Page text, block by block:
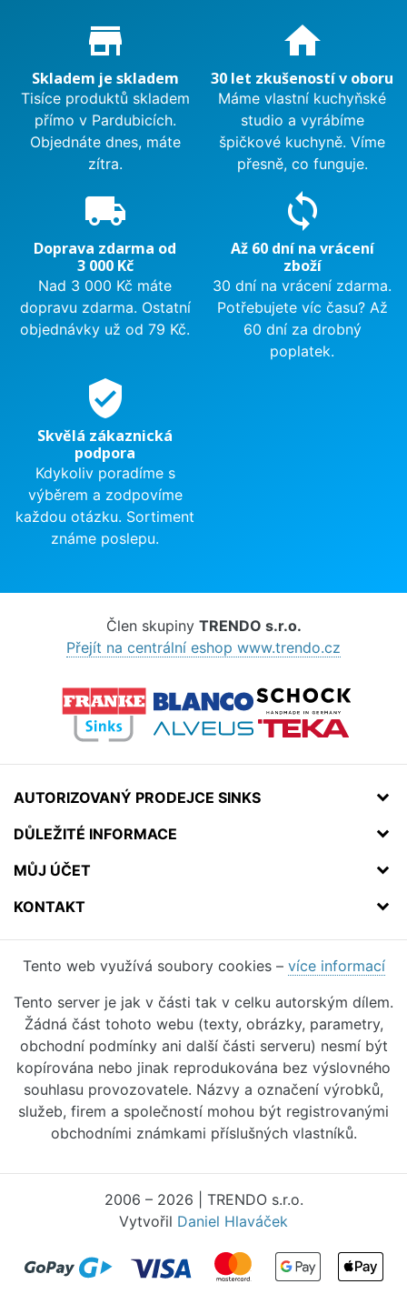
Proč nakupovat u nás?
store_mall_directory
Skladem je skladem
Tisíce produktů skladem
přímo v Pardubicích.
Objednáte dnes, máte
zítra.
home
30 let zkušeností v oboru
Máme vlastní kuchyňské
studio a vyrábíme
špičkové kuchyně. Víme
přesně, co funguje.
local_shipping
Doprava zdarma od
3 000 Kč
Nad 3 000 Kč máte
dopravu zdarma. Ostatní
objednávky už od 79 Kč.
sync
Až 60 dní na vrácení
zboží
30 dní na vrácení zdarma.
Potřebujete víc času? Až
60 dní za drobný
poplatek.
verified_user
Skvělá zákaznická
podpora
Kdykoliv poradíme s
výběrem a zodpovíme
každou otázku. Sortiment
známe poslepu.
Člen skupiny TRENDO s.r.o.
Přejít na centrální eshop www.trendo.cz
AUTORIZOVANÝ PRODEJCE SINKS
DŮLEŽITÉ INFORMACE
MŮJ ÚČET
KONTAKT
Tento web využívá soubory cookies – více informací
Tento server je jak v části tak v celku autorským dílem.
Žádná část tohoto webu (texty, obrázky, parametry,
obchodní podmínky ani další části serveru) nesmí být
kopírována nebo jinak reprodukována bez výslovného
souhlasu provozovatele. Názvy a označení výrobků,
služeb, firem a společností mohou být registrovanými
obchodními známkami příslušných vlastníků.
2006 – 2026 | TRENDO s.r.o.
Vytvořil Daniel Hlaváček